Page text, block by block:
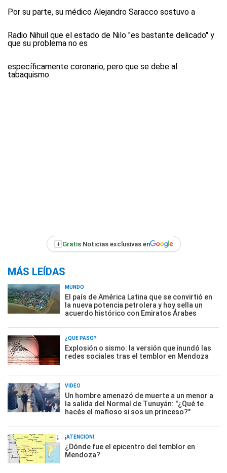
Por su parte, su médico Alejandro Saracco sostuvo a
Radio Nihuil que el estado de Nilo "es bastante delicado" y
que su problema no es
específicamente coronario, pero que se debe al
tabaquismo.
+ Gratis:Noticias exclusivas en
MÁS LEÍDAS
MUNDO
El país de América Latina que se convirtió en
la nueva potencia petrolera y hoy sella un
acuerdo histórico con Emiratos Árabes
¿QUÉ PASÓ?
Explosión o sismo: la versión que inundó las
redes sociales tras el temblor en Mendoza
VIDEO
Un hombre amenazó de muerte a un menor a
la salida del Normal de Tunuyán: "¿Qué te
hacés el mafioso si sos un princeso?"
¡ATENCIÓN!
¿Dónde fue el epicentro del temblor en
Mendoza?